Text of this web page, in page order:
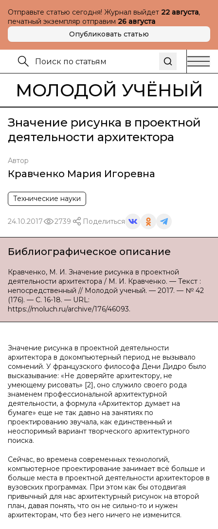
Отправьте статью сегодня! Журнал выйдет 22 августа,
печатный экземпляр отправим 26 августа
Опубликовать статью
МОЛОДОЙ УЧЁНЫЙ
Значение рисунка в проектной
деятельности архитектора
Автор
Кравченко Мария Игоревна
Технические науки
24.10.2017 2739 Поделиться
Библиографическое описание
Кравченко, М. И. Значение рисунка в проектной
деятельности архитектора / М. И. Кравченко. — Текст :
непосредственный // Молодой ученый. — 2017. — № 42
(176). — С. 16-18. — URL:
https://moluch.ru/archive/176/46093.
Значение рисунка в проектной деятельности
архитектора в докомпьютерный период не вызывало
сомнений. У французского философа Дени Дидро было
высказывание: «Не доверяйте архитектору, не
умеющему рисовать» [2], оно служило своего рода
знаменем профессиональной архитектурной
деятельности, а формула «Архитектор думает на
бумаге» еще не так давно на занятиях по
проектированию звучала, как единственный и
неоспоримый вариант творческого архитектурного
поиска.
Сейчас, во времена современных технологий,
компьютерное проектирование занимает всё больше и
больше места в проектной деятельности архитекторов в
вузовских программах. При этом как бы отодвигая
привычный для нас архитектурный рисунок на второй
план, давая понять, что он не сильно-то и нужен
архитекторам, что без него ничего не изменится.